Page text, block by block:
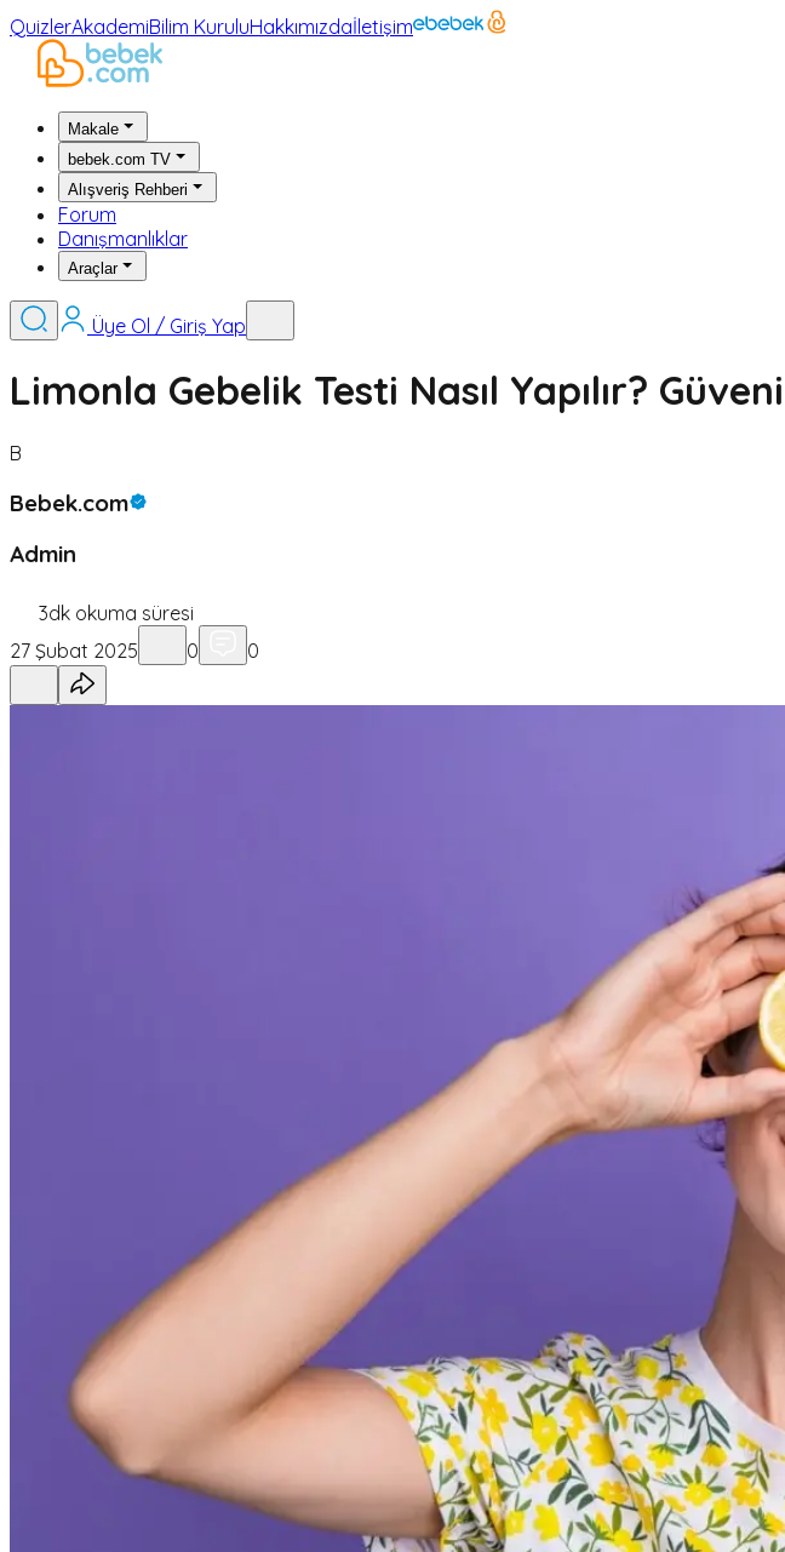
QuizlerAkademiBilim KuruluHakkımızdaİletişim
Makale
bebek.com TV
Alışveriş Rehberi
Forum
Danışmanlıklar
Araçlar
Üye Ol / Giriş Yap
Limonla Gebelik Testi Nasıl Yapılır?
B
Bebek.com
Admin
3dk okuma süresi
27 Şubat 2025
0 0